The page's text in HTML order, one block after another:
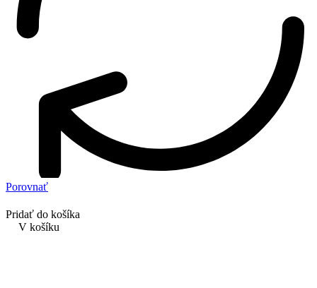
Porovnať
Pridať do košíka
V košíku